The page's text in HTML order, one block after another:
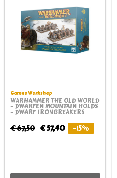
Games Workshop
WARHAMMER THE OLD WORLD
- DWARFEN MOUNTAIN HOLDS
- DWARF IRONBREAKERS
€ 67,50 € 57,40 -15%